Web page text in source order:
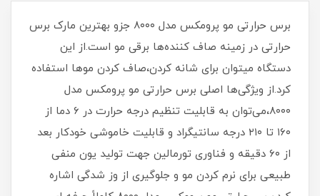
برس حرارتی مو پرومکس مدل ۸۰۰۰ جزو بهترین مارک برس
حرارتی در زمینه صاف کننده‌ها برقی مو است.از این
دستگاه میتوان برای شانه کردن،صاف کردن موها استفاده
کرد.از ویژگی‌ها اصلی برس حرارتی مو پرومکس مدل
۸۰۰۰،می‌توان به قابلیت تنظیم درجه حرارت در ۶ دما از
۱۶۰ تا ۲۱۰ درجه سانتیگراد و قابلیت خاموشی خودکار بعد
از ۶۰ دقیقه و فناوری تورمالین جهت تولید یون منفی
طبیعی برای نرم کردن مو و جلوگیری از وز شدگی اشاره